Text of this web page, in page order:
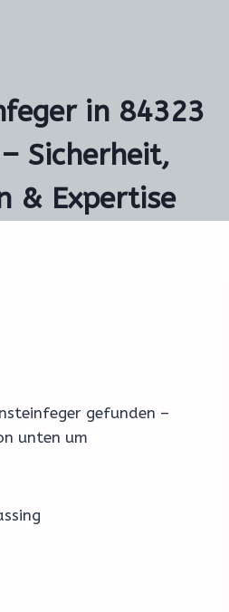
in 84323
Sicherheit,
& Expertise
gefunden –
unten um